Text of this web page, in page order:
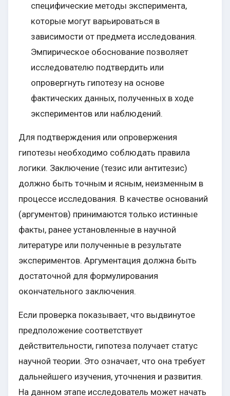
специфические методы эксперимента,
которые могут варьироваться в
зависимости от предмета исследования.
Эмпирическое обоснование позволяет
исследователю подтвердить или
опровергнуть гипотезу на основе
фактических данных, полученных в ходе
экспериментов или наблюдений.
Для подтверждения или опровержения
гипотезы необходимо соблюдать правила
логики. Заключение (тезис или антитезис)
должно быть точным и ясным, неизменным в
процессе исследования. В качестве оснований
(аргументов) принимаются только истинные
факты, ранее установленные в научной
литературе или полученные в результате
экспериментов. Аргументация должна быть
достаточной для формулирования
окончательного заключения.
Если проверка показывает, что выдвинутое
предположение соответствует
действительности, гипотеза получает статус
научной теории. Это означает, что она требует
дальнейшего изучения, уточнения и развития.
На данном этапе исследователь может начать